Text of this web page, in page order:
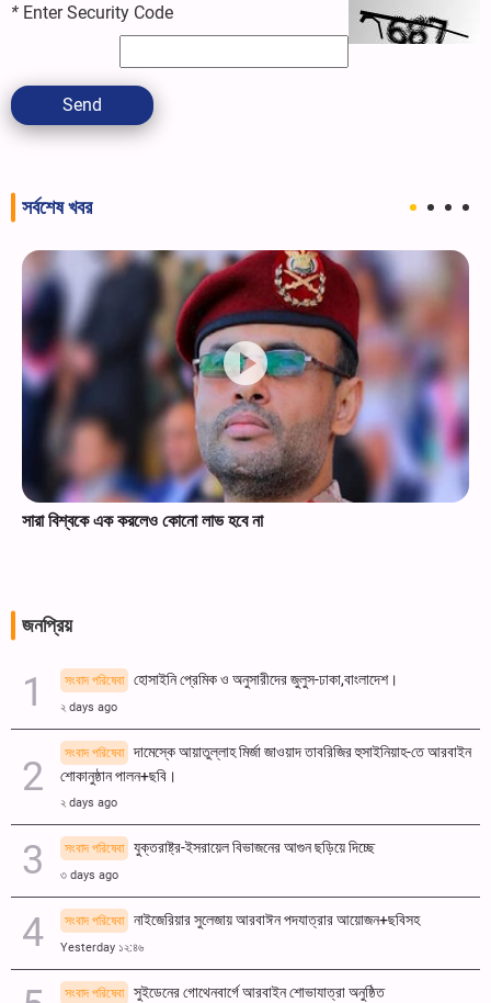
* Enter Security Code
Send
সর্বশেষ খবর
সারা বিশ্বকে এক করলেও কোনো লাভ হবে না
জনপ্রিয়
সংবাদ পরিষেবা হোসাইনি প্রেমিক ও অনুসারীদের জুলুস-ঢাকা,বাংলাদেশ।
২ days ago
সংবাদ পরিষেবা
দামেস্কে আয়াতুল্লাহ মির্জা জাওয়াদ তাবরিজির হুসাইনিয়াহ-তে আরবাইন
শোকানুষ্ঠান পালন+ছবি।
২ days ago
সংবাদ পরিষেবা যুক্তরাষ্ট্র-ইসরায়েল বিভাজনের আগুন ছড়িয়ে দিচ্ছে
৩ days ago
সংবাদ পরিষেবা নাইজেরিয়ার সুলেজায় আরবাঈন পদযাত্রার আয়োজন+ছবিসহ
Yesterday ১২:৪৬
সংবাদ পরিষেবা সুইডেনের গোথেনবার্গে আরবাইন শোভাযাত্রা অনুষ্ঠিত